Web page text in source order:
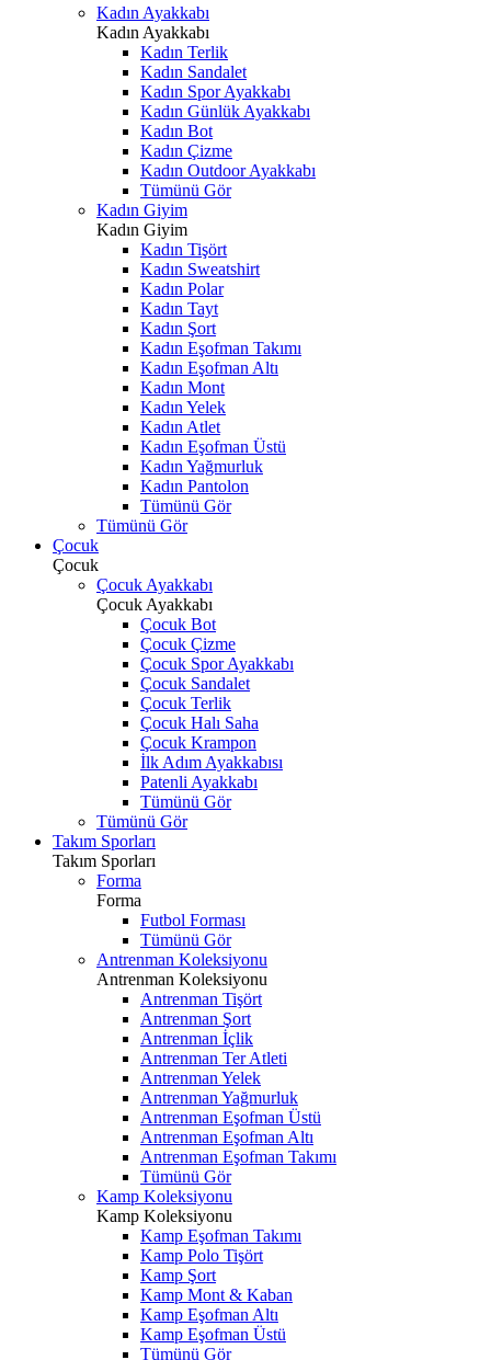
Kadın Ayakkabı
Kadın Ayakkabı
Kadın Terlik
Kadın Sandalet
Kadın Spor Ayakkabı
Kadın Günlük Ayakkabı
Kadın Bot
Kadın Çizme
Kadın Outdoor Ayakkabı
Tümünü Gör
Kadın Giyim
Kadın Giyim
Kadın Tişört
Kadın Sweatshirt
Kadın Polar
Kadın Tayt
Kadın Şort
Kadın Eşofman Takımı
Kadın Eşofman Altı
Kadın Mont
Kadın Yelek
Kadın Atlet
Kadın Eşofman Üstü
Kadın Yağmurluk
Kadın Pantolon
Tümünü Gör
Tümünü Gör
Çocuk
Çocuk
Çocuk Ayakkabı
Çocuk Ayakkabı
Çocuk Bot
Çocuk Çizme
Çocuk Spor Ayakkabı
Çocuk Sandalet
Çocuk Terlik
Çocuk Halı Saha
Çocuk Krampon
İlk Adım Ayakkabısı
Patenli Ayakkabı
Tümünü Gör
Tümünü Gör
Takım Sporları
Takım Sporları
Forma
Forma
Futbol Forması
Tümünü Gör
Antrenman Koleksiyonu
Antrenman Koleksiyonu
Antrenman Tişört
Antrenman Şort
Antrenman İçlik
Antrenman Ter Atleti
Antrenman Yelek
Antrenman Yağmurluk
Antrenman Eşofman Üstü
Antrenman Eşofman Altı
Antrenman Eşofman Takımı
Tümünü Gör
Kamp Koleksiyonu
Kamp Koleksiyonu
Kamp Eşofman Takımı
Kamp Polo Tişört
Kamp Şort
Kamp Mont & Kaban
Kamp Eşofman Altı
Kamp Eşofman Üstü
Tümünü Gör